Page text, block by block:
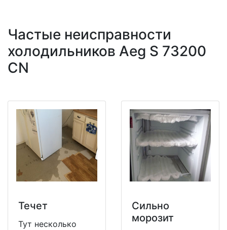
Частые неисправности
холодильников Aeg S 73200
CN
Течет
Тут несколько
Сильно
морозит